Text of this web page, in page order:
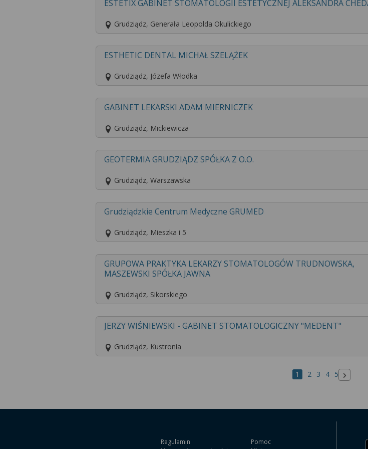
ESTETIX GABINET STOMATOLOGII ESTETYCZNEJ ALEKSANDRA
Grudziądz, Generała Leopolda Okulickiego
ESTHETIC DENTAL MICHAŁ SZELĄŻEK
Grudziądz, Józefa Włodka
GABINET LEKARSKI ADAM MIERNICZEK
Grudziądz, Mickiewicza
GEOTERMIA GRUDZIĄDZ SPÓŁKA Z O.O.
Grudziądz, Warszawska
Grudziądzkie Centrum Medyczne GRUMED
Grudziądz, Mieszka i 5
GRUPOWA PRAKTYKA LEKARZY STOMATOLOGÓW TRUDNOWSKA,
MASZEWSKI SPÓŁKA JAWNA
Grudziądz, Sikorskiego
JERZY WIŚNIEWSKI - GABINET STOMATOLOGICZNY "MEDENT"
Grudziądz, Kustronia
1 2 3 4 5
Regulamin
Pomoc